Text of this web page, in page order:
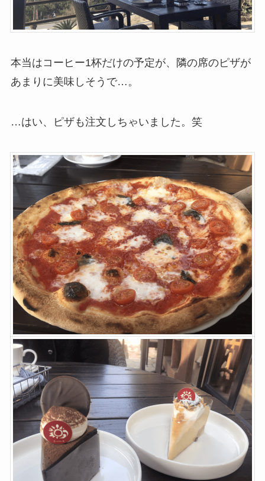
本当はコーヒー1杯だけの予定が、隣の席のピザが
あまりに美味しそうで…。
…はい、ピザも注文しちゃいました。笑